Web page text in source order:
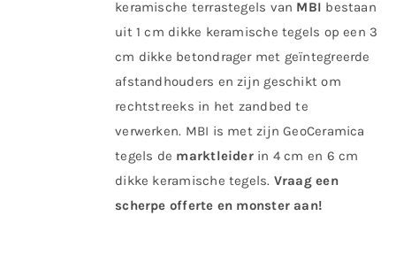
keramische terrastegels van MBI bestaan
uit 1 cm dikke keramische tegels op een 3
cm dikke betondrager met geïntegreerde
afstandhouders en zijn geschikt om
rechtstreeks in het zandbed te
verwerken. MBI is met zijn GeoCeramica
tegels de marktleiderin 4 cm en 6 cm
dikke keramische tegels. Vraag een
scherpe offerte en monster aan!